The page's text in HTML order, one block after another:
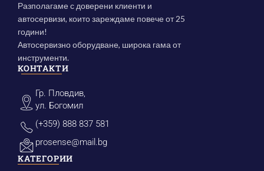
Разполагаме с доверени клиенти и
автосервизи, които зареждаме повече от 25
години!
Автосервизно оборудване, широка гама от
инструменти.
КОНТАКТИ
Гр. Пловдив,
ул. Богомил
(+359) 888 837 581
prosense@mail.bg
КАТЕГОРИИ